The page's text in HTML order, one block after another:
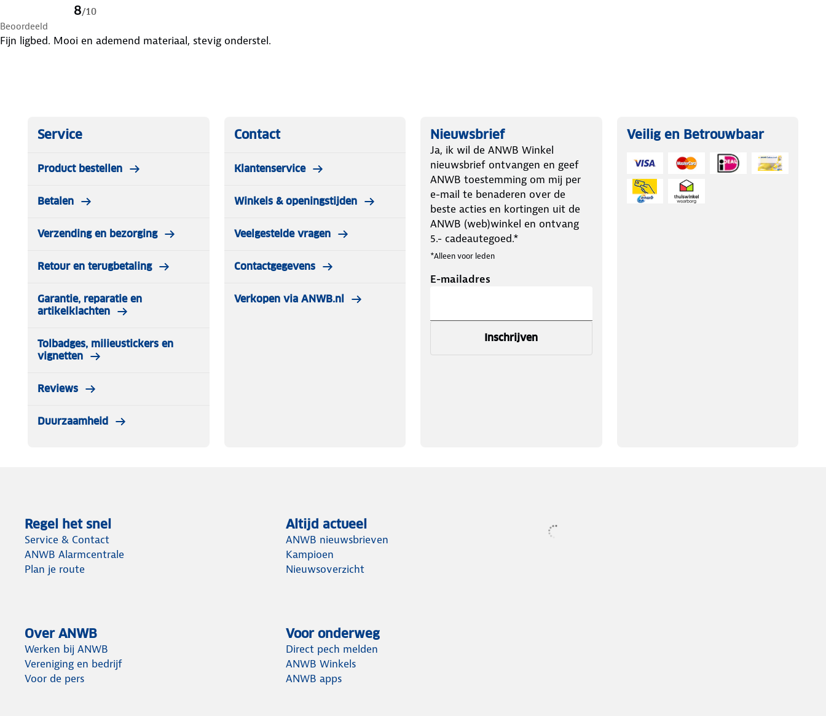
8/10
Beoordeeld
Fijn ligbed. Mooi en ademend materiaal, stevig onderstel.
Service
Product bestellen
Betalen
Verzending en bezorging
Retour en terugbetaling
Garantie, reparatie en
artikelklachten
Tolbadges, milieustickers en
vignetten
Reviews
Duurzaamheid
Contact
Klantenservice
Winkels & openingstijden
Veelgestelde vragen
Contactgegevens
Verkopen via ANWB.nl
Nieuwsbrief
Ja, ik wil de ANWB Winkel
nieuwsbrief ontvangen en geef
ANWB toestemming om mij per
e-mail te benaderen over de
beste acties en kortingen uit de
ANWB (web)winkel en ontvang
5.- cadeautegoed.*
*Alleen voor leden
E-mailadres
Inschrijven
Veilig en Betrouwbaar
Regel het snel
Service & Contact
ANWB Alarmcentrale
Plan je route
Altijd actueel
ANWB nieuwsbrieven
Kampioen
Nieuwsoverzicht
Over ANWB
Werken bij ANWB
Vereniging en bedrijf
Voor de pers
Voor onderweg
Direct pech melden
ANWB Winkels
ANWB apps